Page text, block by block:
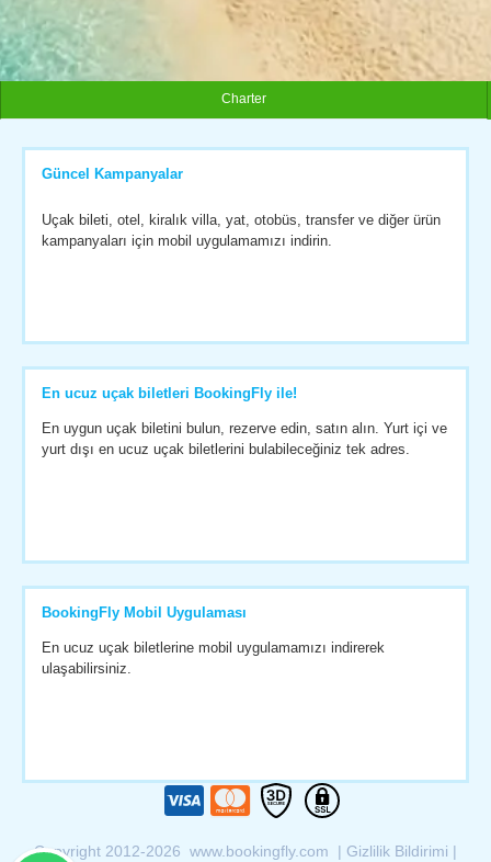
Charter
Güncel Kampanyalar
Uçak bileti, otel, kiralık villa, yat, otobüs, transfer ve diğer ürün
kampanyaları için mobil uygulamamızı indirin.
En ucuz uçak biletleri BookingFly ile!
En uygun uçak biletini bulun, rezerve edin, satın alın. Yurt içi ve
yurt dışı en ucuz uçak biletlerini bulabileceğiniz tek adres.
BookingFly Mobil Uygulaması
En ucuz uçak biletlerine mobil uygulamamızı indirerek
ulaşabilirsiniz.
Copyright 2012-2026 www.bookingfly.com | Gizlilik Bildirimi |